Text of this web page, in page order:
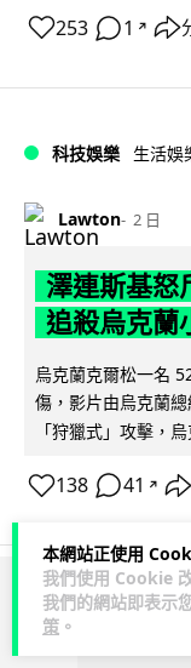
本網站正使用
我們使用 Cookie
我們的網站即表示
策 。
253 1 ↗
科技娛樂 生活娛
Lawton 2 日
澤連斯基怒
追殺烏克蘭
烏克蘭克爾松一名
傷，影片由烏克蘭
「狩獵式」攻擊，
138 41 ↗